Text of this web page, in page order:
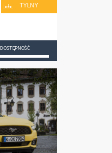
TYLNY
DOSTĘPNOŚĆ